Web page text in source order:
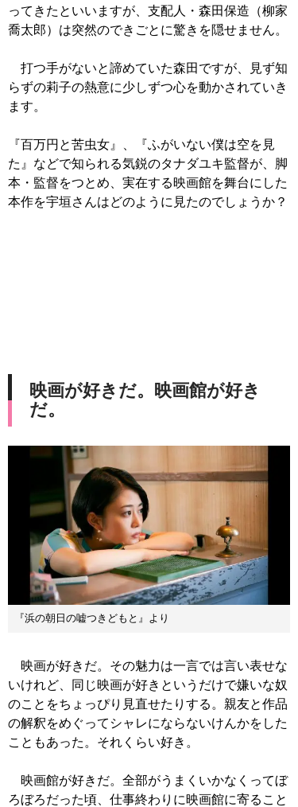
ってきたといいますが、支配人・森田保造（柳家
喬太郎）は突然のできごとに驚きを隠せません。
打つ手がないと諦めていた森田ですが、見ず知
らずの莉子の熱意に少しずつ心を動かされていき
ます。
『百万円と苦虫女』、『ふがいない僕は空を見
た』などで知られる気鋭のタナダユキ監督が、脚
本・監督をつとめ、実在する映画館を舞台にした
本作を宇垣さんはどのように見たのでしょうか？
映画が好きだ。映画館が好き
だ。
『浜の朝日の嘘つきどもと』より
映画が好きだ。その魅力は一言では言い表せな
いけれど、同じ映画が好きというだけで嫌いな奴
のことをちょっぴり見直せたりする。親友と作品
の解釈をめぐってシャレにならないけんかをした
こともあった。それくらい好き。
映画館が好きだ。全部がうまくいかなくってぼ
ろぼろだった頃、仕事終わりに映画館に寄ること